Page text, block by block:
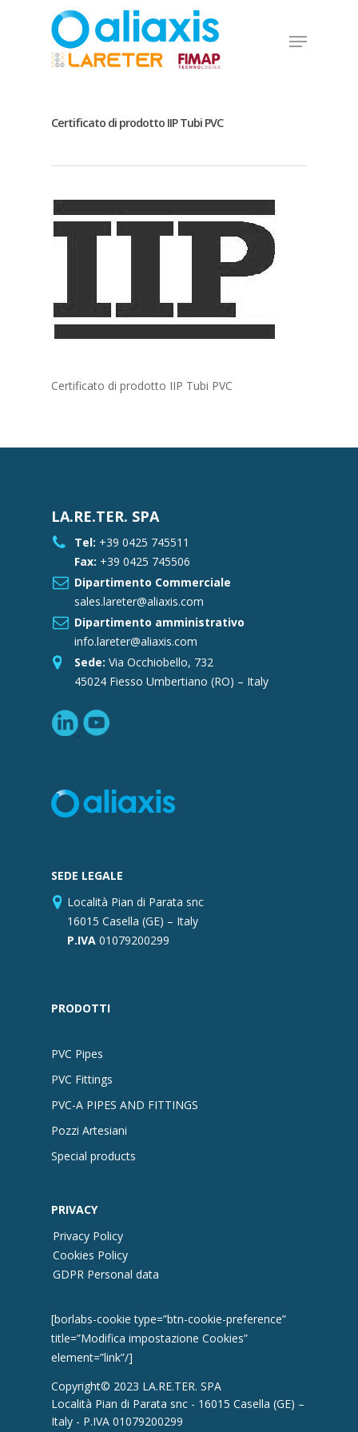
Menu
Certificato di prodotto IIP Tubi PVC
Certificato di prodotto IIP Tubi PVC
LA.RE.TER. SPA
Tel: +39 0425 745511
Fax: +39 0425 745506
Dipartimento Commerciale
sales.lareter@aliaxis.com
Dipartimento amministrativo
info.lareter@aliaxis.com
Sede: Via Occhiobello, 732
45024 Fiesso Umbertiano (RO) – Italy
SEDE LEGALE
Località Pian di Parata snc
16015 Casella (GE) – Italy
P.IVA 01079200299
PRODOTTI
PVC Pipes
PVC Fittings
PVC-A PIPES AND FITTINGS
Pozzi Artesiani
Special products
PRIVACY
Privacy Policy
Cookies Policy
GDPR Personal data
[borlabs-cookie type=”btn-cookie-preference”
title=”Modifica impostazione Cookies”
element=”link”/]
Copyright© 2023 LA.RE.TER. SPA
Località Pian di Parata snc - 16015 Casella (GE) –
Italy - P.IVA 01079200299